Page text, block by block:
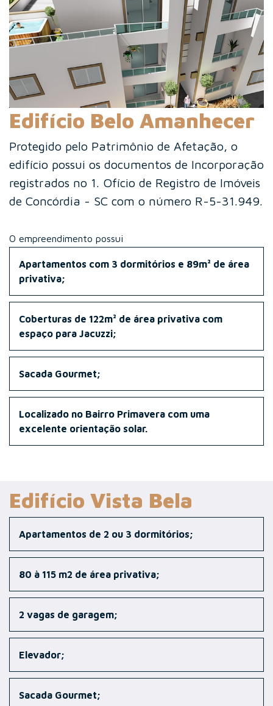
Edifício Belo Amanhecer
Protegido pelo Patrimônio de Afetação, o
edifício possui os documentos de Incorporação
registrados no 1. Ofício de Registro de Imóveis
de Concórdia - SC com o número R-5-31.949.
O empreendimento possui
Apartamentos com 3 dormitórios e 89m² de área
privativa;
Coberturas de 122m² de área privativa com
espaço para Jacuzzi;
Sacada Gourmet;
Localizado no Bairro Primavera com uma
excelente orientação solar.
Edifício Vista Bela
Apartamentos de 2 ou 3 dormitórios;
80 à 115 m2 de área privativa;
2 vagas de garagem;
Elevador;
Sacada Gourmet;